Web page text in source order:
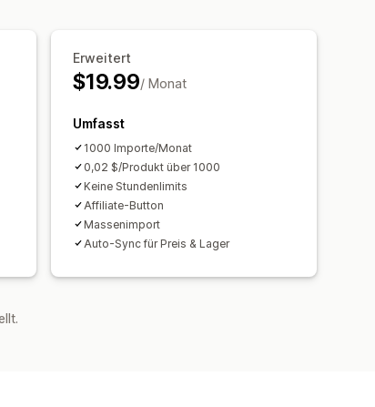
Erweitert
$19.99/ Monat
Umfasst
1000 Importe/Monat
0,02 $/Produkt über 1000
Keine Stundenlimits
Affiliate-Button
Massenimport
Auto-Sync für Preis & Lager